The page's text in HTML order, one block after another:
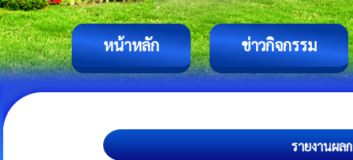
หน้าหลัก ข่าวกิจกรรม
รายงานผล